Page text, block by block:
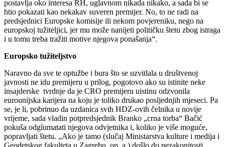
postavlja oko interesa RH, uglavnom nikada nikako, a sada bi se
htio pokazati kao nekakav suveren premijer. No, to ne radi na
predsjednici Europske komisije ili nekom povjereniku, nego na
europskoj tužiteljici, jer mu može nanijeti političku štetu zbog istraga
i u tomu treba tražiti motive njegova ponašanja“.
Europsko tužiteljstvo
Naravno da sve te optužbe i bura što se uzvitlala u društvenoj
javnosti ne idu premijeru u prilog, pogotovo ako su istinite neke
insajderske tvrdnje da je CRO premijeru uistinu odzvonila
eurounijska karijera na koju je toliko drukao posljednjih mjeseci. Pa
se, je li, pobrinuo da uzdanica svih HDZ-ovih čelnika u novije
vrijeme, sada vladin potpredsjednik Branko „crna torba“ Bačić
pokuša odglumatati njegova odvjetnika i, koliko je više moguće,
popravljati štetu. „Ako je tamo (slučaj Ministarstva kulture i medija i
Geodetskog fakulteta u Zagrebu, op. a.) došlo do nezakonitosti,